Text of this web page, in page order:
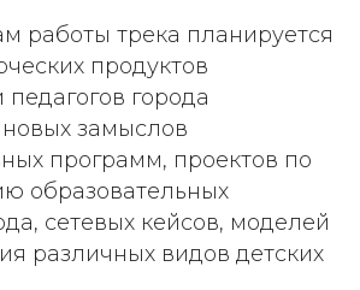
работы трека планируется
продуктов
города
замыслов
программ, проектов по
образовательных
сетевых кейсов, моделей
различных видов детских